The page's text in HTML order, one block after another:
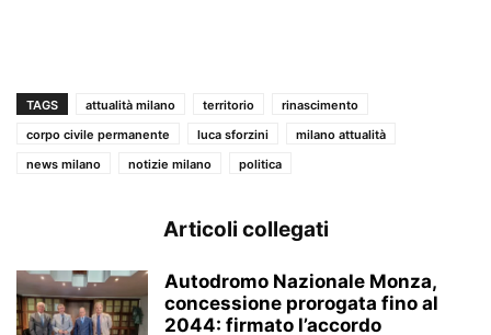
TAGS attualità milano territorio
rinascimento
corpo civile permanente
luca sforzini
milano attualità
news milano
notizie milano politica
Articoli collegati
Autodromo Nazionale Monza,
concessione prorogata fino al
2044: firmato l’accordo